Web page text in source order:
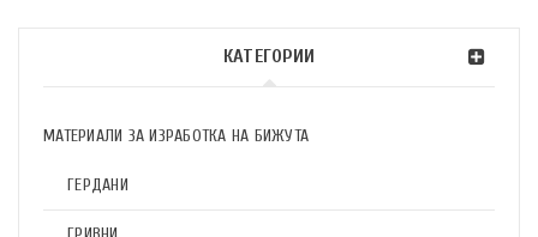
КАТЕГОРИИ
МАТЕРИАЛИ ЗА ИЗРАБОТКА НА БИЖУТА
ГЕРДАНИ